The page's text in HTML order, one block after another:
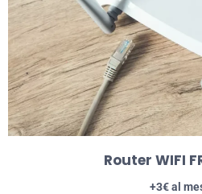
Router WIFI
+3€ al